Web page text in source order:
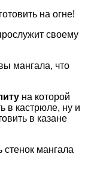
на огне!
своему
мангала, что
на которой
в кастрюле, ну и
в казане
стенок мангала